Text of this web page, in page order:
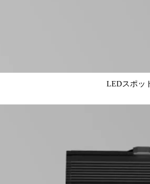
LEDスポッ